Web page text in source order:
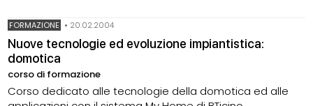
FORMAZIONE • 20.02.2004
Nuove tecnologie ed evoluzione impiantistica:
domotica
corso di formazione
Corso dedicato alle tecnologie della domotica ed alle